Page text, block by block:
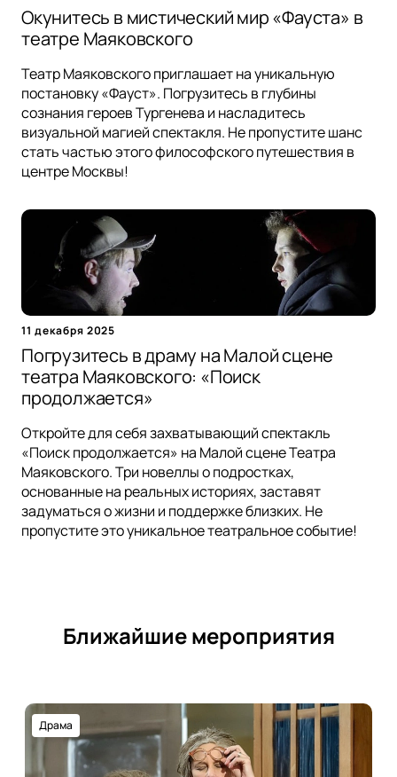
Окунитесь в мистический мир «Фауста» в
театре Маяковского
Театр Маяковского приглашает на уникальную
постановку «Фауст». Погрузитесь в глубины
сознания героев Тургенева и насладитесь
визуальной магией спектакля. Не пропустите шанс
стать частью этого философского путешествия в
центре Москвы!
11 декабря 2025
Погрузитесь в драму на Малой сцене
театра Маяковского: «Поиск
продолжается»
Откройте для себя захватывающий спектакль
«Поиск продолжается» на Малой сцене Театра
Маяковского. Три новеллы о подростках,
основанные на реальных историях, заставят
задуматься о жизни и поддержке близких. Не
пропустите это уникальное театральное событие!
Ближайшие мероприятия
Драма